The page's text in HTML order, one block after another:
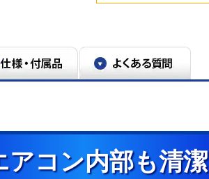
運転後に自動で掃
は取り外して水
非搭載CS-
14畳試験室で外気コン内部も清潔